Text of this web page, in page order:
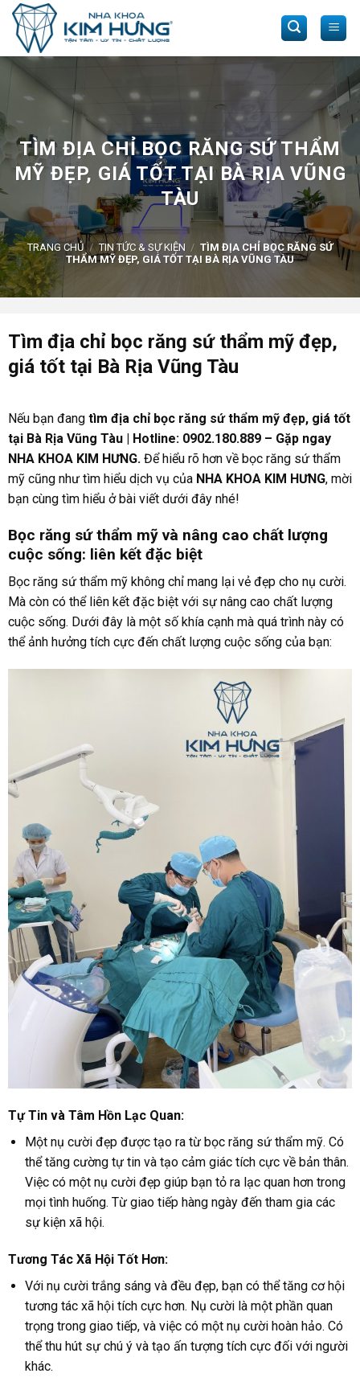
Skip
content
TÌM ĐỊA CHỈ BỌC RĂNG SỨ THẨM
MỸ ĐẸP, GIÁ TỐT TẠI BÀ RỊA VŨNG
TÀU
TRANG CHỦ / TIN TỨC & SỰ KIỆN / TÌM ĐỊA CHỈ BỌC RĂNG SỨ
THẨM MỸ ĐẸP, GIÁ TỐT TẠI BÀ RỊA VŨNG TÀU
Tìm địa chỉ bọc răng sứ thẩm mỹ đẹp,
giá tốt tại Bà Rịa Vũng Tàu
Nếu bạn đang tìm địa chỉ bọc răng sứ thẩm mỹ đẹp, giá tốt
tại Bà Rịa Vũng Tàu | Hotline: 0902.180.889 – Gặp ngay
NHA KHOA KIM HƯNG. Để hiểu rõ hơn về bọc răng sứ thẩm
mỹ cũng như tìm hiểu dịch vụ của NHA KHOA KIM HƯNG, mời
bạn cùng tìm hiểu ở bài viết dưới đây nhé!
Bọc răng sứ thẩm mỹ và nâng cao chất lượng
cuộc sống: liên kết đặc biệt
Bọc răng sứ thẩm mỹ không chỉ mang lại vẻ đẹp cho nụ cười.
Mà còn có thể liên kết đặc biệt với sự nâng cao chất lượng
cuộc sống. Dưới đây là một số khía cạnh mà quá trình này có
thể ảnh hưởng tích cực đến chất lượng cuộc sống của bạn:
Tự Tin và Tâm Hồn Lạc Quan:
Một nụ cười đẹp được tạo ra từ bọc răng sứ thẩm mỹ. Có
thể tăng cường tự tin và tạo cảm giác tích cực về bản thân.
Việc có một nụ cười đẹp giúp bạn tỏ ra lạc quan hơn trong
mọi tình huống. Từ giao tiếp hàng ngày đến tham gia các
sự kiện xã hội.
Tương Tác Xã Hội Tốt Hơn:
Với nụ cười trắng sáng và đều đẹp, bạn có thể tăng cơ hội
tương tác xã hội tích cực hơn. Nụ cười là một phần quan
trọng trong giao tiếp, và việc có một nụ cười hoàn hảo. Có
thể thu hút sự chú ý và tạo ấn tượng tích cực đối với người
khác.